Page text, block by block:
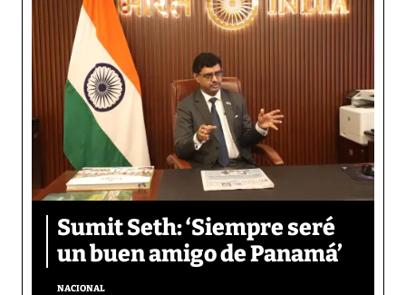
Sumit Seth: ‘Siempre seré
un buen amigo de Panamá’
NACIONAL